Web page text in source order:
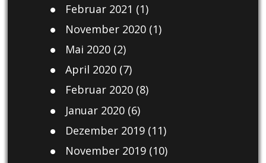
Februar 2021 (1)
November 2020(1)
Mai 2020(2)
April 2020(7)
Februar 2020(8)
Januar 2020(6)
Dezember 2019(11)
November 2019(10)